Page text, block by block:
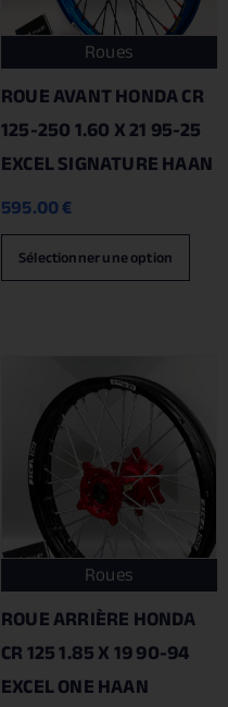
Roues
ROUE AVANT HONDA CR
125-250 1.60 X 21 95-25
EXCEL SIGNATURE HAAN
595.00€
Sélectionner une option
Roues
ROUE ARRIÈRE HONDA
CR 125 1.85 X 19 90-94
EXCEL ONE HAAN